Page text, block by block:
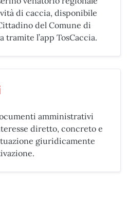
di caccia, disponibile
del Comune di
l’app TosCaccia.
amministrativi
diretto, concreto e
giuridicamente